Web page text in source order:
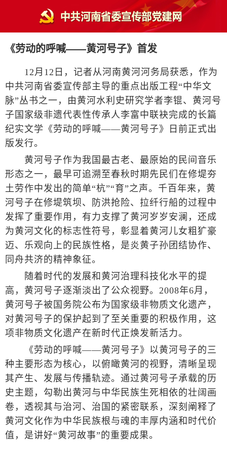
《劳动的呼喊——黄河号子》首发
12月12日，记者从河南黄河河务局获悉，作为
中共河南省委宣传部主导的重点出版工程“中华文
脉”丛书之一，由黄河水利史研究学者李锟、黄河号
子国家级非遗代表性传承人李富中联袂完成的长篇
纪实文学《劳动的呼喊——黄河号子》日前正式出
版发行。
黄河号子作为我国最古老、最原始的民间音乐
形态之一，最早可追溯至春秋时期先民们在修堤夯
土劳作中发出的简单“杭”“育”之声。千百年来，黄
河号子在修堤筑坝、防洪抢险、拉纤行船的过程中
发挥了重要作用，有力支撑了黄河岁岁安澜，还成
为黄河文化的标志性符号，彰显着黄河儿女粗犷豪
迈、乐观向上的民族性格，是炎黄子孙团结协作、
同舟共济的精神象征。
随着时代的发展和黄河治理科技化水平的提
高，黄河号子逐渐淡出了公众视野。2008年6月，
黄河号子被国务院公布为国家级非物质文化遗产，
对黄河号子的保护起到了至关重要的积极作用，这
项非物质文化遗产在新时代正焕发新活力。
《劳动的呼喊——黄河号子》以黄河号子的三
种主要形态为核心，以俯瞰黄河的视野，清晰呈现
其产生、发展与传播轨迹。通过黄河号子承载的历
史主题，勾勒出黄河与中华民族生死相依的壮阔画
卷，透视其与治河、治国的紧密联系，深刻阐释了
黄河文化作为中华民族根与魂的丰厚内涵和时代价
值，是讲好“黄河故事”的重要成果。